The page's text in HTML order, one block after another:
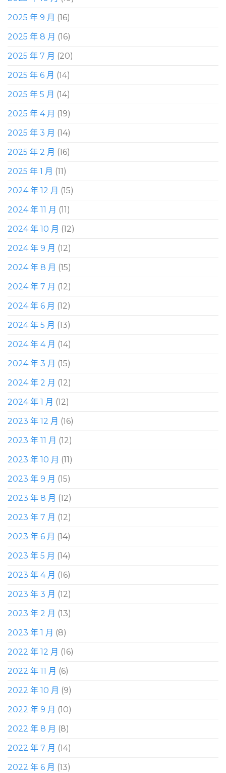
2025 年 9 月 (16)
2025 年 8 月 (16)
2025 年 7 月 (20)
2025 年 6 月 (14)
2025 年 5 月 (14)
2025 年 4 月 (19)
2025 年 3 月 (14)
2025 年 2 月 (16)
2025 年 1 月 (11)
2024 年 12 月 (15)
2024 年 11 月 (11)
2024 年 10 月 (12)
2024 年 9 月 (12)
2024 年 8 月 (15)
2024 年 7 月 (12)
2024 年 6 月 (12)
2024 年 5 月 (13)
2024 年 4 月 (14)
2024 年 3 月 (15)
2024 年 2 月 (12)
2024 年 1 月 (12)
2023 年 12 月 (16)
2023 年 11 月 (12)
2023 年 10 月 (11)
2023 年 9 月 (15)
2023 年 8 月 (12)
2023 年 7 月 (12)
2023 年 6 月 (14)
2023 年 5 月 (14)
2023 年 4 月 (16)
2023 年 3 月 (12)
2023 年 2 月 (13)
2023 年 1 月 (8)
2022 年 12 月 (16)
2022 年 11 月 (6)
2022 年 10 月 (9)
2022 年 9 月 (10)
2022 年 8 月 (8)
2022 年 7 月 (14)
2022 年 6 月 (13)